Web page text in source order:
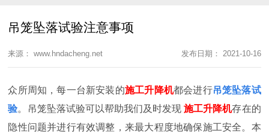
吊笼坠落试验注意事项
来源： www.hndacheng.net 发布日期： 2021-10-16
众所周知，每一台新安装的施工升降机都会进行吊笼坠落试
验。吊笼坠落试验可以帮助我们及时发现施工升降机存在的
隐性问题并进行有效调整，来最大程度地确保施工安全。本